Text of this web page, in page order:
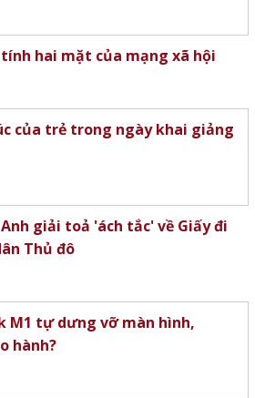
hai mặt của mạng xã hội
của trẻ trong ngày khai giảng
giải toả 'ách tắc' về Giấy đi
Thủ đô
M1 tự dưng vỡ màn hình,
hành?